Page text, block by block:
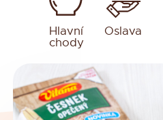
Hlavní
chody
Oslava